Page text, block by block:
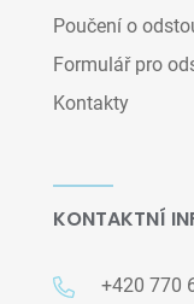
Poučení o
Formulář pro
Kontakty
KONTAKTNÍ
+420 770